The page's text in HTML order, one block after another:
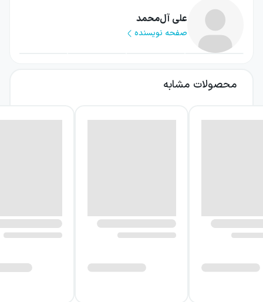
علی آل‌محمد
صفحه نویسنده
محصولات مشابه